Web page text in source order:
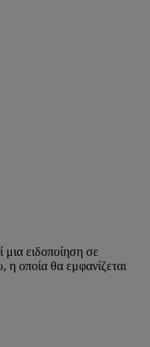
μια ειδοποίηση σε
η οποία θα εμφανίζεται